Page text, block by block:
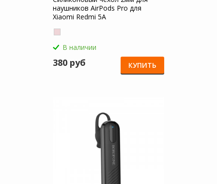
наушников AirPods Pro для
Xiaomi Redmi 5A
В наличии
380 руб КУПИТЬ